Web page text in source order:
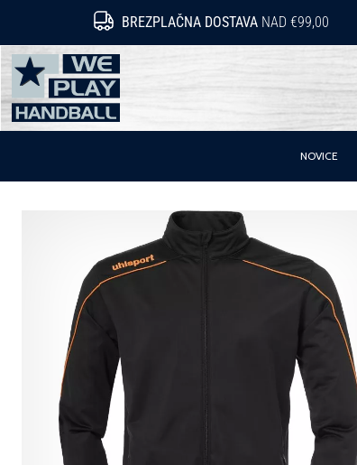
BREZPLAČNA DOSTAVA NAD €99,00
WePlayHandball.si
NOVICE